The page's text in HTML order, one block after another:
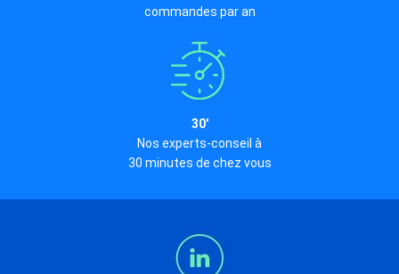
commandes par an
30'
Nos experts-conseil à
30 minutes de chez vous